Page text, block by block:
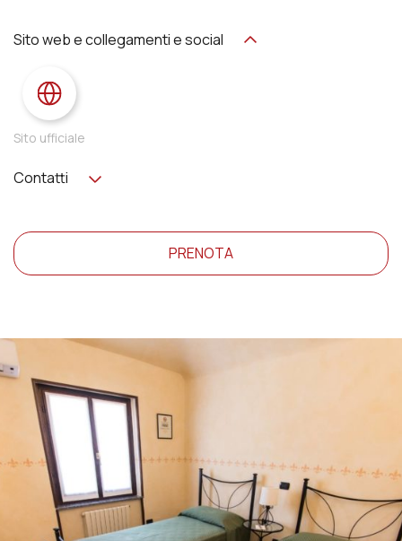
Sito web e collegamenti e social
Sito ufficiale
Contatti
PRENOTA